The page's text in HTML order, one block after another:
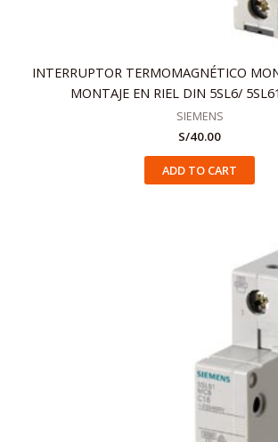
INTERRUPTOR TERMOMAGNÉTICO
MONTAJE EN RIEL DIN 5SL6/
SIEMENS
S/40.00
ADD TO CART